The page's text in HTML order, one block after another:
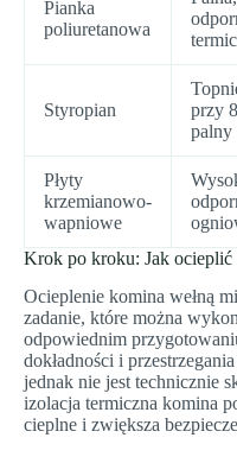
Pianka
poliuretanowa
Styropian
przy
palny
Płyty
krzemianowo-
wapniowe
Krok po kroku: Jak ocieplić
Ocieplenie komina wełną
zadanie, które można
odpowiednim
dokładności i
jednak nie jest technicznie
izolacja termiczna komina
cieplne i zwiększa